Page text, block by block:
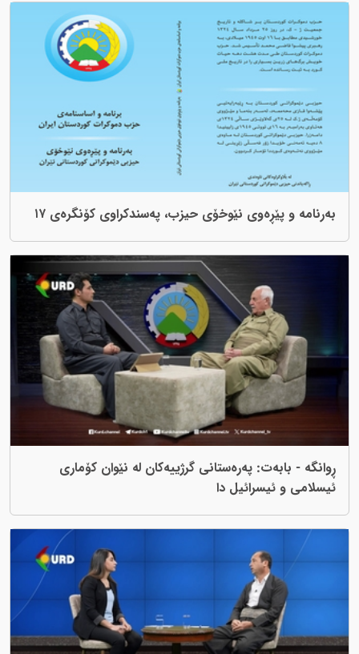
بەرنامە و پێڕەوی نێوخۆی حیزب، پەسندکراوی کۆنگرەی ١٧
ڕوانگە - بابەت: پەرەستانی گرژییەکان لە نێوان کۆماری
ئیسلامی و ئیسرائیل دا